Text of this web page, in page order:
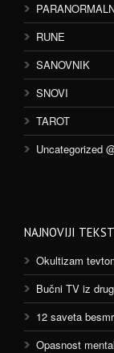
RUNE
SANOVNIK
SNOVI
TAROT
Uncategorized
NAJNOVIJI
Okultizam
Bučni TV iz
12 saveta
Opasnost